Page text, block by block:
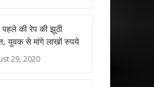
l e
की रेप की झूठी
युवक से मांगे लाखों रुपये
29, 2020